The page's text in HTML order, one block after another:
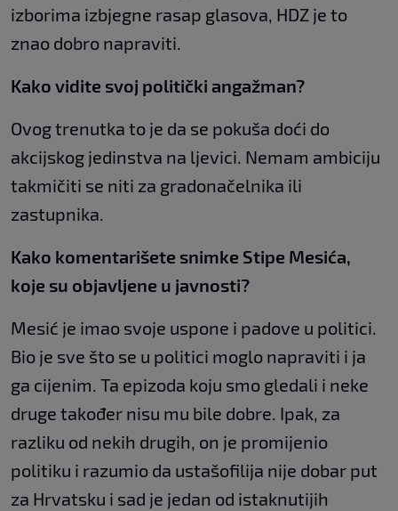
izborima izbjegne rasap glasova, HDZ je to
znao dobro napraviti.
Kako vidite svoj politički angažman?
Ovog trenutka to je da se pokuša doći do
akcijskog jedinstva na ljevici. Nemam ambiciju
takmičiti se niti za gradonačelnika ili
zastupnika.
Kako komentarišete snimke Stipe Mesića,
koje su objavljene u javnosti?
Mesić je imao svoje uspone i padove u politici.
Bio je sve što se u politici moglo napraviti i ja
ga cijenim. Ta epizoda koju smo gledali i neke
druge također nisu mu bile dobre. Ipak, za
razliku od nekih drugih, on je promijenio
politiku i razumio da ustašofilija nije dobar put
za Hrvatsku i sad je jedan od istaknutijih